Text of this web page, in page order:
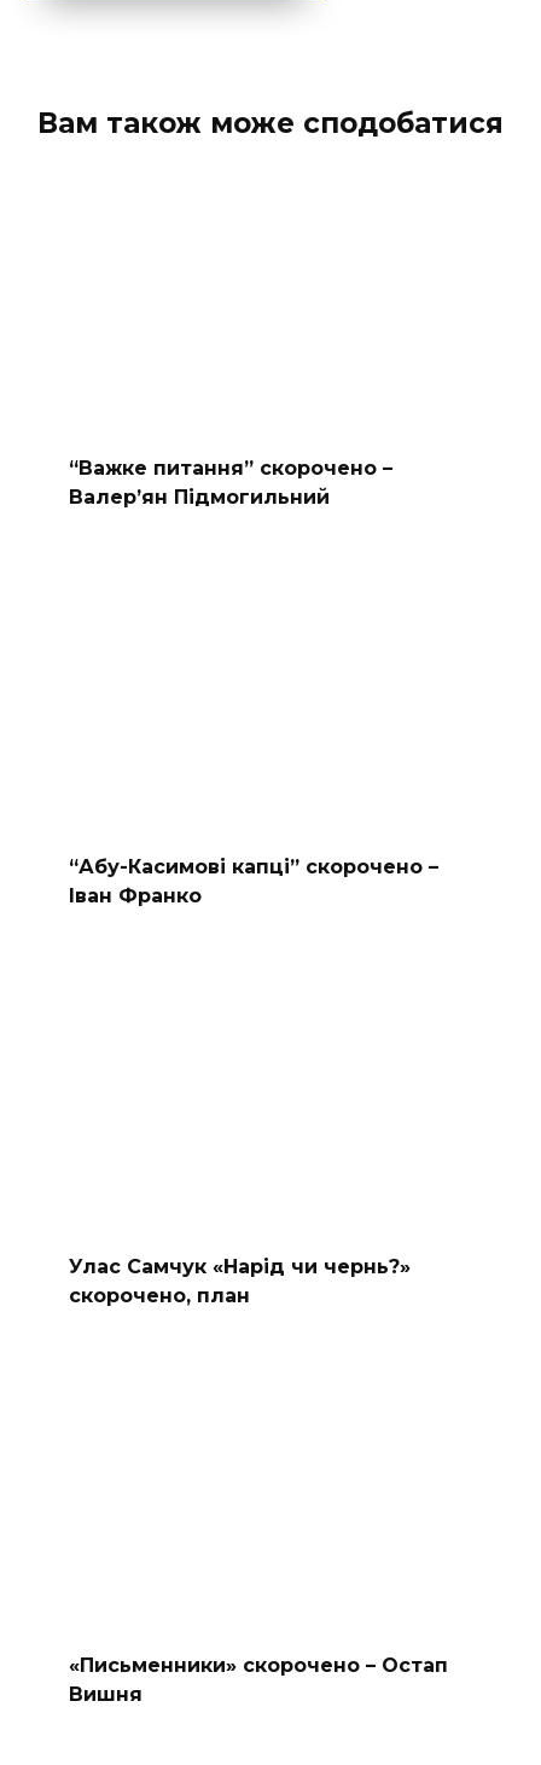
Вам також може сподобатися
“Важке питання” скорочено –
Валер’ян Підмогильний
“Абу-Касимові капці” скорочено –
Іван Франко
Улас Самчук «Нарід чи чернь?»
скорочено, план
«Письменники» скорочено – Остап
Вишня